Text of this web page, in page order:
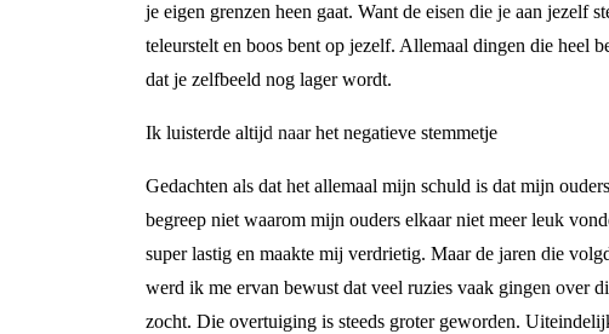
je eigen grenzen heen gaat. Want de eisen die je aan
teleurstelt en boos bent op jezelf. Allemaal dingen die heel
dat je zelfbeeld nog lager wordt.
Ik luisterde altijd naar het negatieve stemmetje
Gedachten als dat het allemaal mijn schuld is dat mijn
begreep niet waarom mijn ouders elkaar niet meer leuk
super lastig en maakte mij verdrietig. Maar de jaren die
werd ik me ervan bewust dat veel ruzies vaak gingen over
zocht. Die overtuiging is steeds groter geworden.